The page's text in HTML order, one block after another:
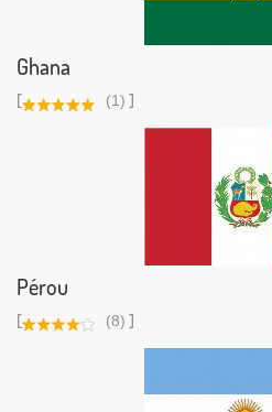
Ghana
[ (1) ]
Pérou
[ (8) ]